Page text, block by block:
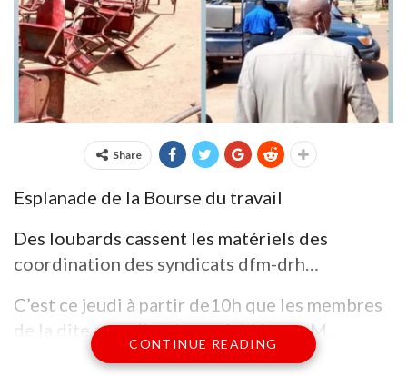
Share
Esplanade de la Bourse du travail
Des loubards cassent les matériels des
coordination des syndicats dfm-drh…
C’est ce jeudi à partir de10h que les membres
de la dite coordination présidée par M.
synayoko devraient entamer une conférence-
CONTINUE READING